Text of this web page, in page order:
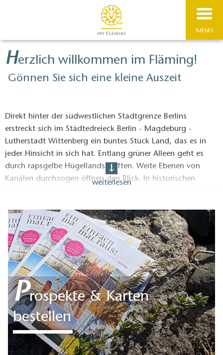
MENÜ
Herzlich willkommen im Fläming!
Gönnen Sie sich eine kleine Auszeit
Direkt hinter der südwestlichen Stadtgrenze Berlins
erstreckt sich im Städtedreieck Berlin - Magdeburg -
Lutherstadt Wittenberg ein buntes Stück Land, das es in
jeder Hinsicht in sich hat. Entlang grüner Alleen geht es
durch rapsgelbe Hügellandschaften. Weite Ebenen von
Kanälen durchzogen öffnen den Blick. In historischen
um die Wette. Wenn Sie Hektik und Lautstärke der
Großstadt mal hinter sich lassen möchten, sind Sie hier im
Fläming genau richtig.
weiterlesen
Prospekte & Karten
bestellen